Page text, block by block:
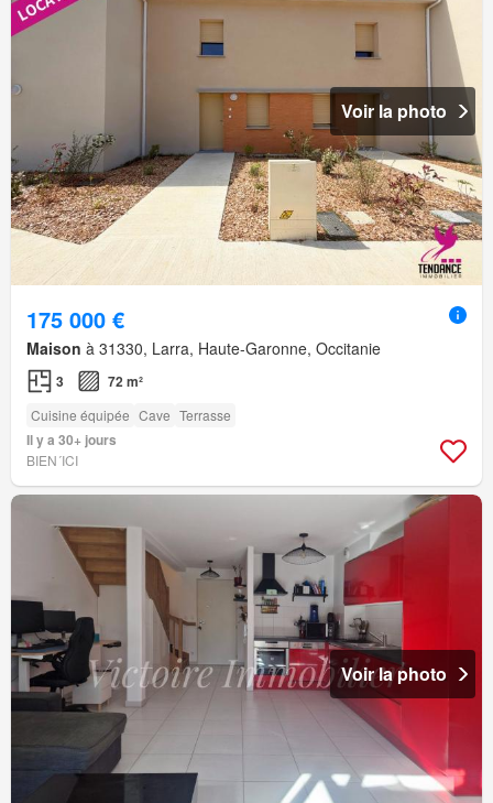
Voir la photo
175 000 €
Maison à 31330, Larra, Haute-Garonne, Occitanie
3 72 m²
Cuisine équipée Cave Terrasse
Il y a 30+ jours
BIEN´ICI
Voir la photo